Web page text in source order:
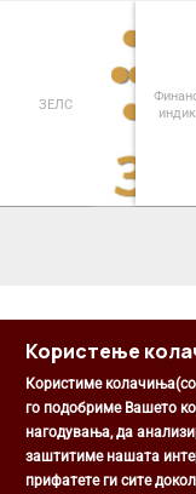
ЗЕЛС
Користење
Користиме
го подобриме Вашето
нагодувања, да
заштитиме нашата
прифатете ги сите